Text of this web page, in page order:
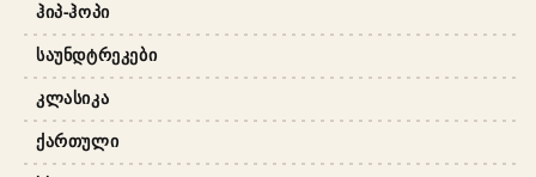
ᲰᲘᲞ-ᲰᲝᲞᲘ
ᲡᲐᲣᲜᲓᲢᲠᲔᲙᲔᲑᲘ
ᲙᲚᲐᲡᲘᲙᲐ
ᲥᲐᲠᲗᲣᲚᲘ